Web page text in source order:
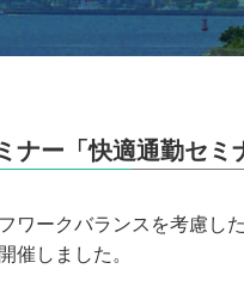
ナー「快適通勤セ
ワークバランスを考慮し
催しました。